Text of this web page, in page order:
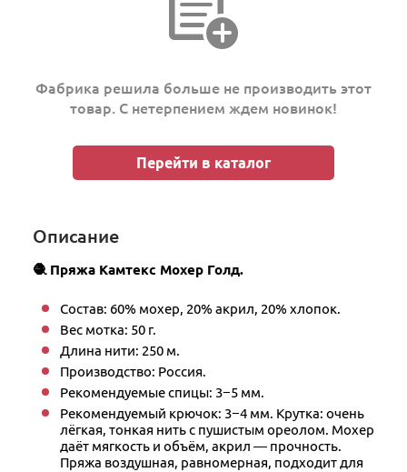
Фабрика решила больше не производить этот
товар. С нетерпением ждем новинок!
Перейти в каталог
Описание
🧶 Пряжа Камтекс Мохер Голд.
Состав: 60% мохер, 20% акрил, 20% хлопок.
Вес мотка: 50 г.
Длина нити: 250 м.
Производство: Россия.
Рекомендуемые спицы: 3−5 мм.
Рекомендуемый крючок: 3−4 мм. Крутка: очень
лёгкая, тонкая нить с пушистым ореолом. Мохер
даёт мягкость и объём, акрил — прочность.
Пряжа воздушная, равномерная, подходит для